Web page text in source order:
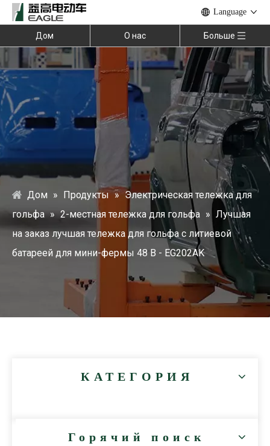
Language
Дом О нас Больше
Дом » Продукты » Электрическая тележка для
гольфа » 2-местная тележка для гольфа » Лучшая
на заказ лучшая тележка для гольфа с литиевой
батареей для мини-фермы 48 В - EG202AK
КАТЕГОРИЯ
Горячий поиск